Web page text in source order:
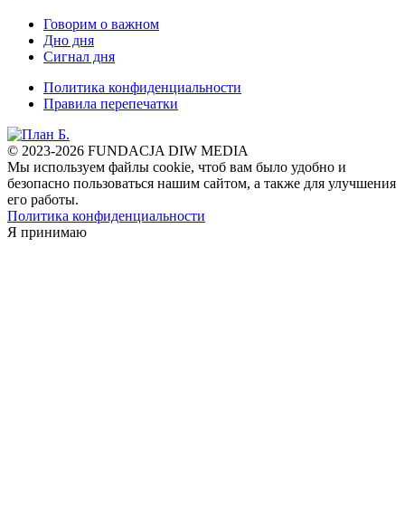
Говорим о важном
Дно дня
Сигнал дня
Политика конфиденциальности
Правила перепечатки
© 2023-2026 FUNDACJA DIW MEDIA
Мы используем файлы cookie, чтоб вам было удобно и
безопасно пользоваться нашим сайтом, а также для улучшения
его работы.
Политика конфиденциальности
Я принимаю